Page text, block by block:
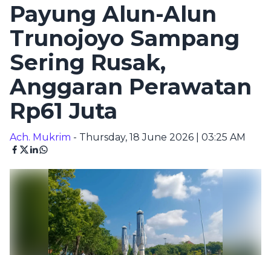
Payung Alun-Alun
Trunojoyo Sampang
Sering Rusak,
Anggaran Perawatan
Rp61 Juta
Ach. Mukrim - Thursday, 18 June 2026 | 03:25 AM